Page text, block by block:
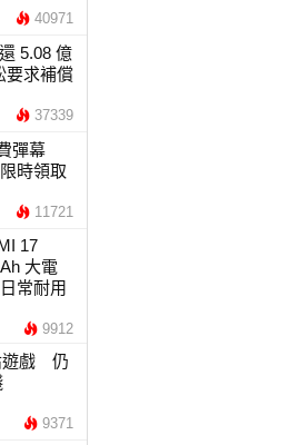
40971
5.08 億
求補償
37339
彈幕
時領取
11721
17
大電
常耐用
9912
遊戲 仍
9371